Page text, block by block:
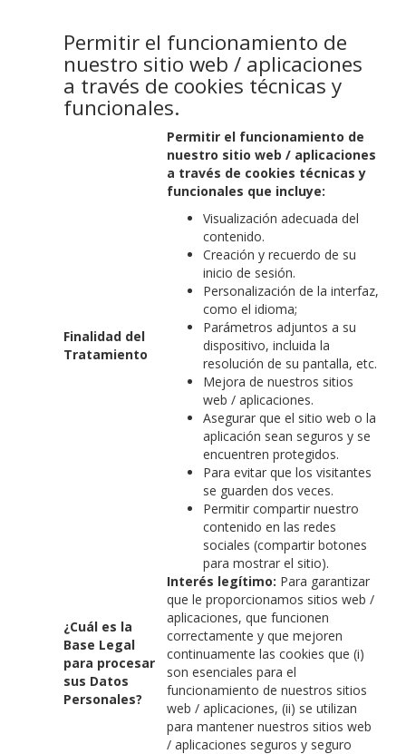
Permitir el funcionamiento de
nuestro sitio web / aplicaciones
a través de cookies técnicas y
funcionales.
Finalidad del
Tratamiento
Permitir el funcionamiento de
nuestro sitio web / aplicaciones
a través de cookies técnicas y
funcionales que incluye:
Visualización adecuada del
contenido.
Creación y recuerdo de su
inicio de sesión.
Personalización de la interfaz,
como el idioma;
Parámetros adjuntos a su
dispositivo, incluida la
resolución de su pantalla, etc.
Mejora de nuestros sitios
web / aplicaciones.
Asegurar que el sitio web o la
aplicación sean seguros y se
encuentren protegidos.
Para evitar que los visitantes
se guarden dos veces.
Permitir compartir nuestro
contenido en las redes
sociales (compartir botones
para mostrar el sitio).
¿Cuál es la
Base Legal
para procesar
sus Datos
Personales?
Interés legítimo: Para garantizar
que le proporcionamos sitios web /
aplicaciones, que funcionen
correctamente y que mejoren
continuamente las cookies que (i)
son esenciales para el
funcionamiento de nuestros sitios
web / aplicaciones, (ii) se utilizan
para mantener nuestros sitios web
/ aplicaciones seguros y seguro